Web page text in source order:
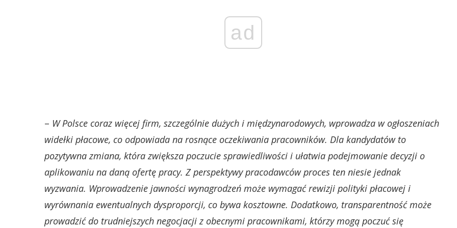
ad
– W Polsce coraz więcej firm, szczególnie dużych i międzynarodowych, wprowadza w ogłoszeniach
widełki płacowe, co odpowiada na rosnące oczekiwania pracowników. Dla kandydatów to
pozytywna zmiana, która zwiększa poczucie sprawiedliwości i ułatwia podejmowanie decyzji o
aplikowaniu na daną ofertę pracy. Z perspektywy pracodawców proces ten niesie jednak
wyzwania. Wprowadzenie jawności wynagrodzeń może wymagać rewizji polityki płacowej i
wyrównania ewentualnych dysproporcji, co bywa kosztowne. Dodatkowo, transparentność może
prowadzić do trudniejszych negocjacji z obecnymi pracownikami, którzy mogą poczuć się